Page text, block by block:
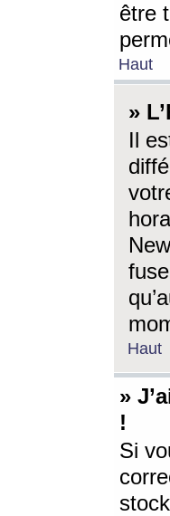
être
Haut
»
Il
Haut
»
!
Si